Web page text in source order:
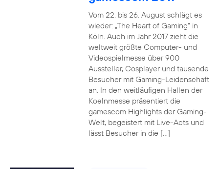
Vom 22. bis 26. August schlägt es
wieder: „The Heart of Gaming“ in
Köln. Auch im Jahr 2017 zieht die
weltweit größte Computer- und
Videospielmesse über 900
Aussteller, Cosplayer und tausende
Besucher mit Gaming-Leidenschaft
an. In den weitläufigen Hallen der
Koelnmesse präsentiert die
gamescom Highlights der Gaming-
Welt, begeistert mit Live-Acts und
lässt Besucher in die […]